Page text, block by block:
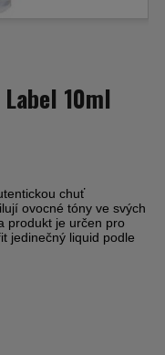
10ml
chuť
ovocné tóny ve svých
produkt je určen pro
jedinečný liquid podle